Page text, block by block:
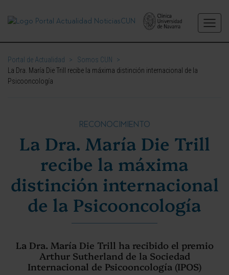
Portal de Actualidad > Somos CUN
>
La Dra. María Die Trill recibe la máxima distinción internacional de la
Psicooncología
RECONOCIMIENTO
La Dra. María Die Trill
recibe la máxima
distinción internacional
de la Psicooncología
La Dra. María Die Trill ha recibido el premio
Arthur Sutherland de la Sociedad
Internacional de Psicooncología (IPOS)